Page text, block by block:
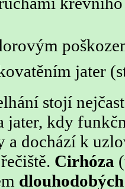
jater
stojí
jater, kdy
dochází k
Cirhóza